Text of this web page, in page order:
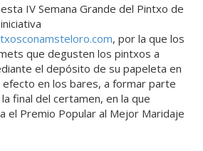
IV Semana Grande del Pintxo de
, por la que los
que degusten los pintxos a
el depósito de su papeleta en
efecto en los bares, a formar parte
final del certamen, en la que
el Premio Popular al Mejor Maridaje